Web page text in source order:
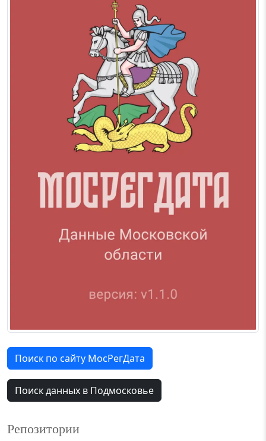
Поиск по сайту МосРегДата
Поиск данных в Подмосковье
Репозитории